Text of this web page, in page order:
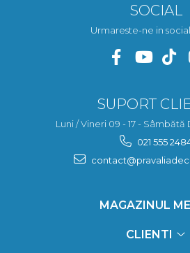
SOCIAL
Urmareste-ne in
SUPORT
Luni / Vineri 09 - 17 - Sâmbătă
021 555
MAGAZINUL
CLIENTI